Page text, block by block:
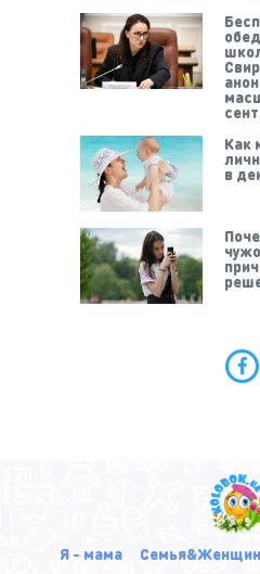
Как
в
Я - мама